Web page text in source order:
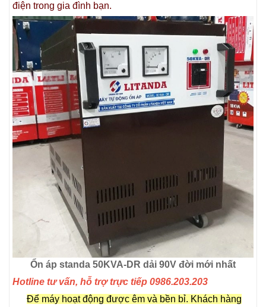
điện trong gia đình bạn.
Ổn áp standa 50KVA-DR dải 90V đời mới nhất
Hotline tư vấn, hỗ trợ trực tiếp 0986.203.203
Để máy hoạt động được êm và bền bỉ. Khách hàng